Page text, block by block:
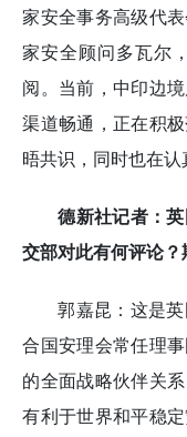
家安全事务高级代
家安全顾问多瓦尔
阅。当前，中印边
渠道畅通，正在积
晤共识，同时也在认
德新社记者：
交部对此有何评论
郭嘉昆：这是
合国安理会常任理
的全面战略伙伴关
有利于世界和平稳